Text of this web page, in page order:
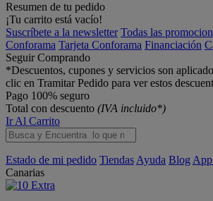
Resumen de tu pedido
¡Tu carrito está vacío!
Suscríbete a la newsletter Todas las
Conforama Tarjeta Conforama Financiación
Seguir Comprando
*Descuentos, cupones y servicios son
clic en Tramitar Pedido para ver estos
Pago 100% seguro
Total con descuento (IVA incluido*)
Ir Al Carrito
Estado de mi pedido Tiendas Ayuda Blog
Canarias